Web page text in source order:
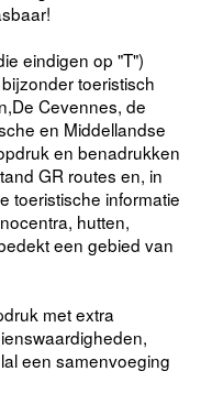
eindigen op "T")
toeristisch
Cevennes, de
en Middellandse
en benadrukken
GR routes en, in
toeristische informatie
hutten,
een gebied van
met extra
een samenvoeging